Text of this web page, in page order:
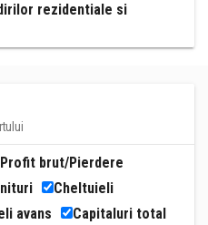
rezidentiale si
Profit brut/Pierdere
Cheltuieli
avans
Capitaluri total